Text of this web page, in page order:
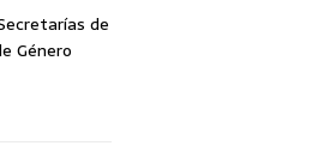
de
Género